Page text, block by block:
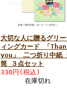
大切な人に贈るグリ
ィングカード 「
you」 二つ折り中紙
筒 ３点セット
330円(税込)
在庫切れ